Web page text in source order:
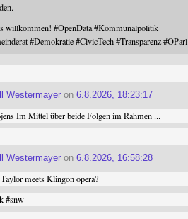
willkommen!#OpenData #Kommunalpolitik
#Demokratie #CivicTech #Transparenz #OParl
Westermayer on6.8.2026, 18:23:17
Im Mittel über beide Folgen im Rahmen ...
Westermayer on6.8.2026, 16:58:28
meets Klingon opera?
#snw